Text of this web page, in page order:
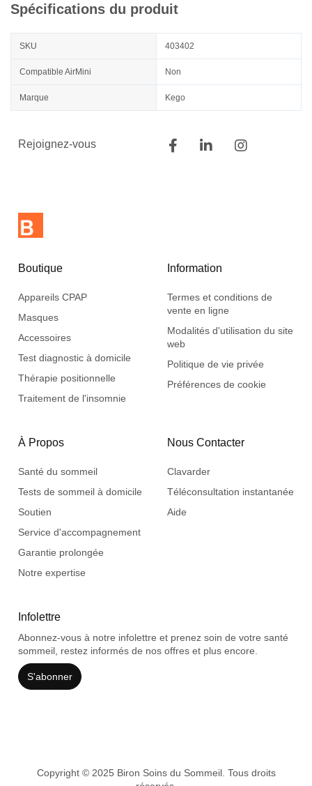
Spécifications du produit
SKU 403402
Compatible AirMini Non
Marque Kego
Rejoignez-vous
Boutique
Appareils CPAP
Masques
Accessoires
Test diagnostic à domicile
Thérapie positionnelle
Traitement de l'insomnie
Information
Termes et conditions de
vente en ligne
Modalités d'utilisation du site
web
Politique de vie privée
Préférences de cookie
À Propos
Santé du sommeil
Tests de sommeil à domicile
Soutien
Service d'accompagnement
Garantie prolongée
Notre expertise
Nous Contacter
Clavarder
Téléconsultation instantanée
Aide
Infolettre
Abonnez-vous à notre infolettre et prenez soin de votre santé
sommeil, restez informés de nos offres et plus encore.
S'abonner
Copyright © 2025 Biron Soins du Sommeil. Tous droits